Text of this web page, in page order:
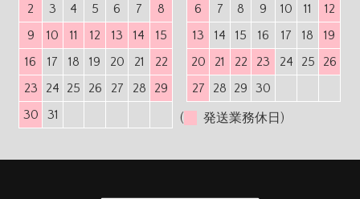
2
3 4 5 6 7
8
9
10 11 12 13 14
15
16
17 18 19 20 21
22
23
24 25 26 27 28
29
30
31
6
7 8 9 10 11
12
13
14 15 16 17 18
19
20
21 22 23 24 25
26
27
28 29 30
( 発送業務休日)